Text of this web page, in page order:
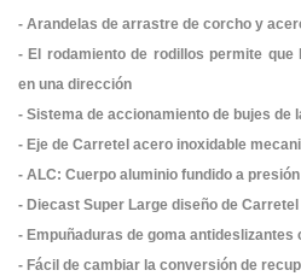
- Arandelas de arrastre de corcho y
- El rodamiento de rodillos permite
en una dirección
- Sistema de accionamiento de bujes de
- Eje de Carretel acero inoxidable
- ALC: Cuerpo aluminio fundido a
- Diecast Super Large diseño de Carretel
- Empuñaduras de goma antideslizantes
- Fácil de cambiar la conversión de